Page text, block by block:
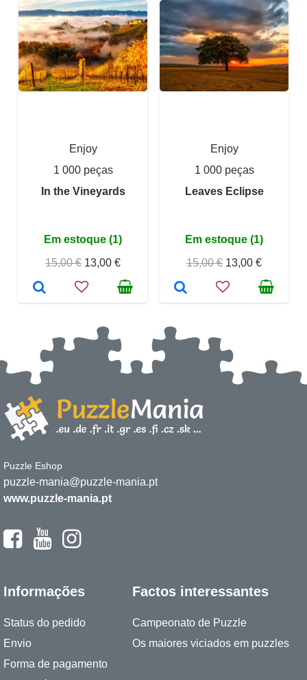
Enjoy
1 000 peças
In the Vineyards
Em estoque (1)
15,00 € 13,00 €
Enjoy
1 000 peças
Leaves Eclipse
Em estoque (1)
15,00 € 13,00 €
Puzzle Eshop
puzzle-mania@puzzle-mania.pt
www.puzzle-mania.pt
Informações
Status do pedido
Envio
Forma de pagamento
Factos interessantes
Campeonato de Puzzle
Os maiores viciados em puzzles